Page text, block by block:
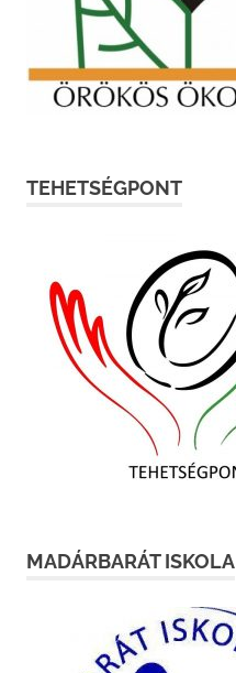
TEHETSÉGPONT
MADÁRBARÁT ISKOLA